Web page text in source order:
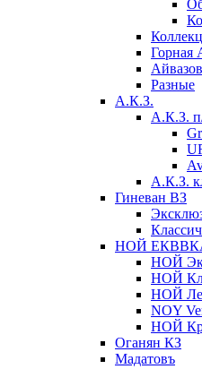
Разные
А.К.З.
А.К.З.
А.К.З.
Гиневан ВЗ
НОЙ
НОЙ
НОЙ
НОЙ
NOY
НОЙ
Оганян КЗ
Мадатовъ